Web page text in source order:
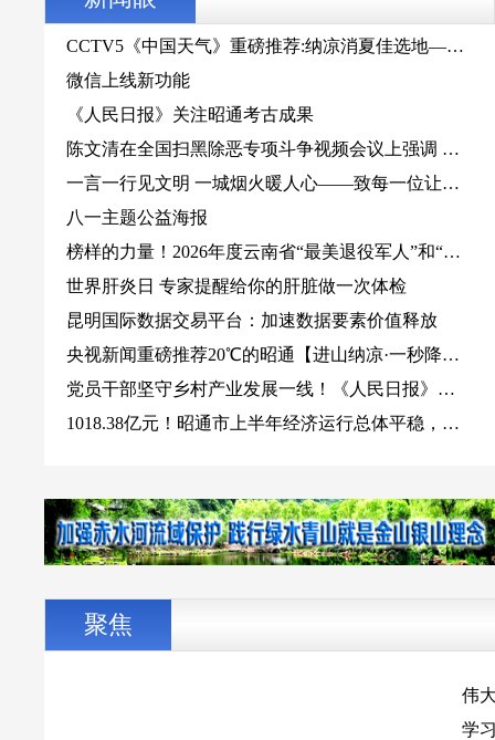
CCTV5《中国天气》重磅推荐:纳凉消夏佳选地——
云南昭通
微信上线新功能
《人民日报》关注昭通考古成果
陈文清在全国扫黑除恶专项斗争视频会议上强调 扎
实开展深化扫黑除恶专项斗争 努力建设更高水平的
平安中国
一言一行见文明 一城烟火暖人心——致每一位让昭
通更温暖的人
八一主题公益海报
榜样的力量！2026年度云南省“最美退役军人”和“最
美拥军人物”发布仪式在昆举行
世界肝炎日 专家提醒给你的肝脏做一次体检
昆明国际数据交易平台：加速数据要素价值释放
央视新闻重磅推荐20℃的昭通【进山纳凉·一秒降
温】
党员干部坚守乡村产业发展一线！《人民日报》第4
版关注昭通盐津
1018.38亿元！昭通市上半年经济运行总体平稳，发
全面从严治党
伟大征程丨书写强军兴军的新时代答卷
聚焦
伟
学